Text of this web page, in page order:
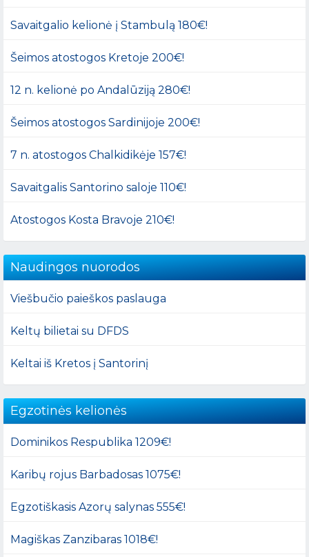
Savaitgalio kelionė į Stambulą 180€!
Šeimos atostogos Kretoje 200€!
12 n. kelionė po Andalūziją 280€!
Šeimos atostogos Sardinijoje 200€!
7 n. atostogos Chalkidikėje 157€!
Savaitgalis Santorino saloje 110€!
Atostogos Kosta Bravoje 210€!
Naudingos nuorodos
Viešbučio paieškos paslauga
Keltų bilietai su DFDS
Keltai iš Kretos į Santorinį
Egzotinės kelionės
Dominikos Respublika 1209€!
Karibų rojus Barbadosas 1075€!
Egzotiškasis Azorų salynas 555€!
Magiškas Zanzibaras 1018€!